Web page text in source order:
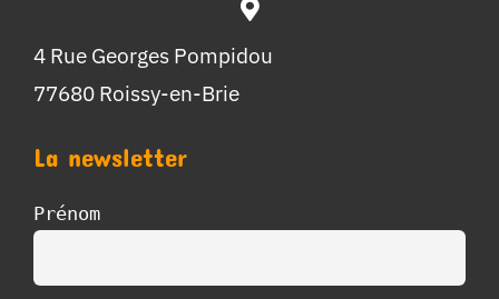
4 Rue Georges Pompidou
77680 Roissy-en-Brie
La newsletter
Prénom